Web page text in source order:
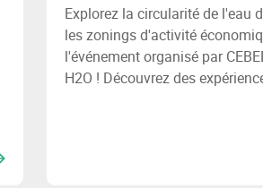
Explorez la circularité de l'eau
les zonings d'activité
l'événement organisé par
H2O ! Découvrez des
évènement pour une